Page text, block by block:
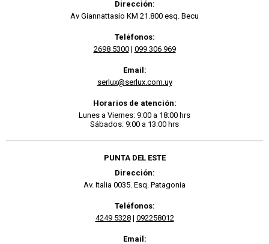
Dirección:
Av Giannattasio KM 21.800 esq. Becu
Teléfonos:
2698 5300| 099 306 969
Email:
serlux@serlux.com.uy
Horarios de atención:
Lunes a Viernes: 9:00 a 18:00 hrs
Sábados: 9:00 a 13:00 hrs
PUNTA DEL ESTE
Dirección:
Av. Italia 0035. Esq. Patagonia
Teléfonos:
4249 5328| 092258012
Email: